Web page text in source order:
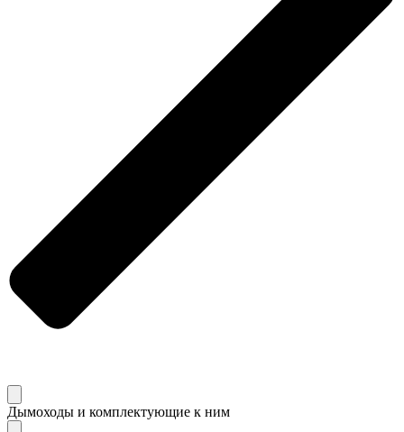
Дымоходы и комплектующие к ним